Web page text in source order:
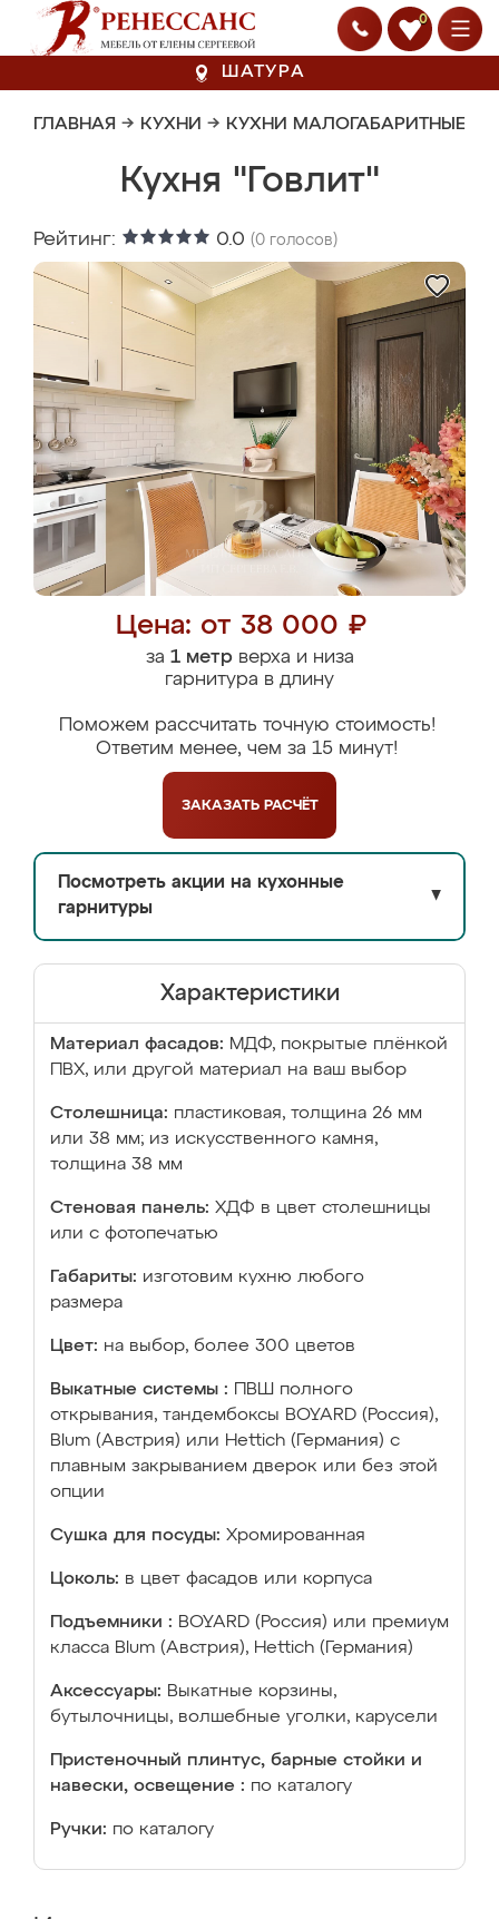
0
ШАТУРА
ГЛАВНАЯ → КУХНИ → КУХНИ МАЛОГАБАРИТНЫЕ
Кухня "Говлит"
Рейтинг: 0.0 (0 голосов)
Цена: от 38 000 ₽
за 1 метрверха и низа
гарнитура в длину
Поможем рассчитать точную стоимость!
Ответим менее, чем за 15 минут!
ЗАКАЗАТЬ РАСЧЁТ
Посмотреть акции на кухонные
гарнитуры
▼
Характеристики
Материал фасадов: МДФ, покрытые плёнкой
ПВХ, или другой материал на ваш выбор
Столешница: пластиковая, толщина 26 мм
или 38 мм; из искусственного камня,
толщина 38 мм
Стеновая панель: ХДФ в цвет столешницы
или с фотопечатью
Габариты: изготовим кухню любого
размера
Цвет: на выбор, более 300 цветов
Выкатные системы :
ПВШ полного
открывания, тандембоксы BOYARD (Россия),
Blum (Австрия) или Hettich (Германия) с
плавным закрыванием дверок или без этой
опции
Сушка для посуды: Хромированная
Цоколь: в цвет фасадов или корпуса
Подъемники : BOYARD (Россия) или премиум
класса Blum (Австрия), Hettich (Германия)
Аксессуары: Выкатные корзины,
бутылочницы, волшебные уголки, карусели
Пристеночный плинтус, барные стойки и
навески, освещение : по каталогу
Ручки: по каталогу